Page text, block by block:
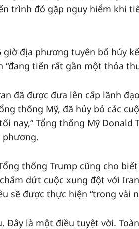
trình đó gặp nguy hiểm khi
địa phương tuyên bố hủy
tiến rất gần một thỏa
đã được đưa lên cấp lãnh
thống Mỹ, đã hủy bỏ các
nay,” Tổng thống Mỹ Donald
phương.
thống Trump cũng cho biết
dứt cuộc xung đột với
sẽ được thực hiện “trong vài
Đây là một điều tuyệt vời.